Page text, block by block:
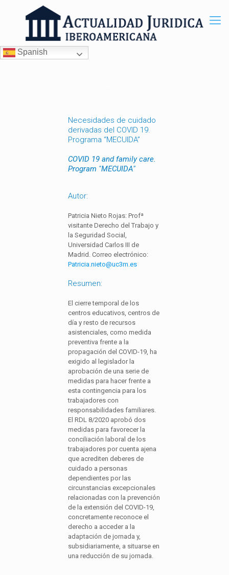
Spanish
Necesidades de cuidado
derivadas del COVID 19.
Programa “MECUIDA”
COVID 19 and family care.
Program "MECUIDA"
Autor:
Patricia Nieto Rojas: Profª
visitante Derecho del Trabajo y
la Seguridad Social,
Universidad Carlos III de
Madrid. Correo electrónico:
Patricia.nieto@uc3m.es
Resumen:
El cierre temporal de los
centros educativos, centros de
día y resto de recursos
asistenciales, como medida
preventiva frente a la
propagación del COVID-19, ha
exigido al legislador la
aprobación de una serie de
medidas para hacer frente a
esta contingencia para los
trabajadores con
responsabilidades familiares.
El RDL 8/2020 aprobó dos
medidas para favorecer la
conciliación laboral de los
trabajadores por cuenta ajena
que acrediten deberes de
cuidado a personas
dependientes por las
circunstancias excepcionales
relacionadas con la prevención
de la extensión del COVID-19,
concretamente reconoce el
derecho a acceder a la
adaptación de jornada y,
subsidiariamente, a situarse en
una reducción de su jornada.